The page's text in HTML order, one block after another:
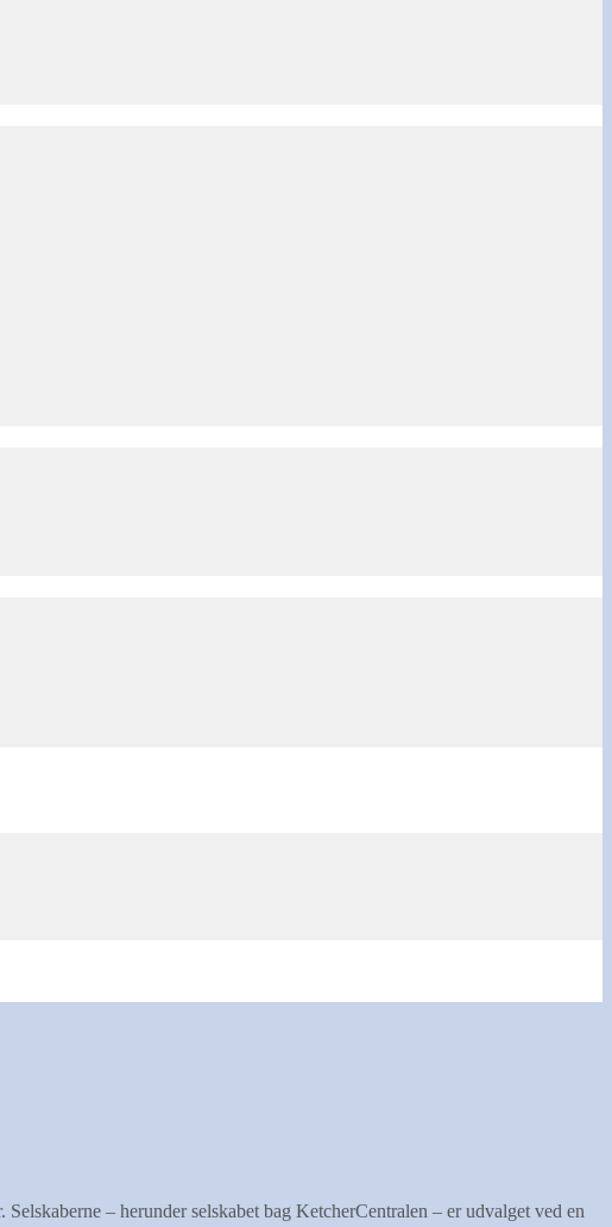
– herunder selskabet bag KetcherCentralen – er udvalget ved en